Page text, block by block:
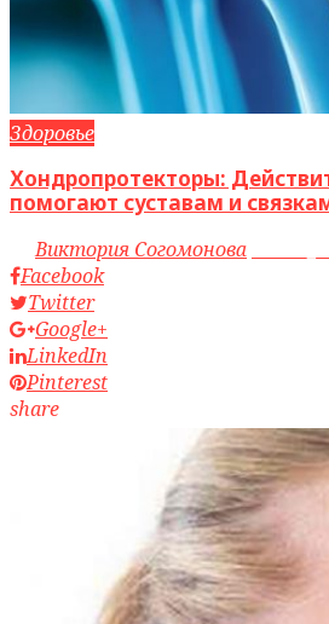
Здоровье
Хондропротекторы:
помогают суставам и
byВиктория Согомонова
Facebook
Twitter
Google+
LinkedIn
Pinterest
share